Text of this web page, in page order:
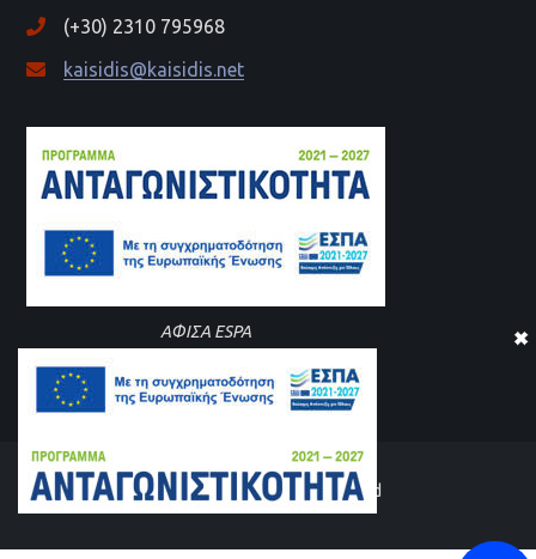
(+30) 2310 795968
kaisidis@kaisidis.net
ΑΦΙΣΑ ESPA
© Kaisidis.gr Al rights reserved